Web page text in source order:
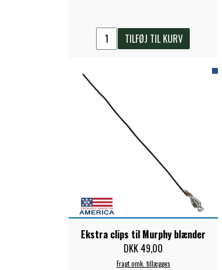
TILFØJ TIL KURV
Ekstra clips til Murphy blænder
DKK 49,00
Fragt omk. tillægges